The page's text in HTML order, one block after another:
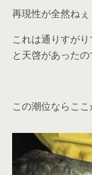
再現性が全然ねぇ
これは通りすが
と天啓があった
この潮位ならここ